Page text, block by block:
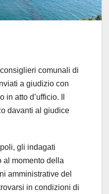
comunali di
a giudizio con
in atto d’ufficio. Il
davanti al giudice
gli indagati
al momento della
amministrative del
in condizioni di